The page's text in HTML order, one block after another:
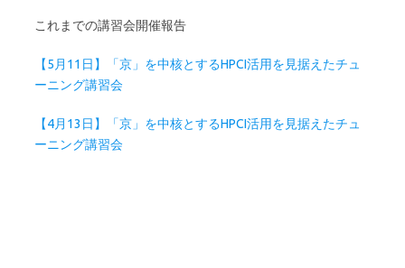
これまでの講習会開催報告
【5月11日】「京」を中核とするHPCI活用を見据えたチュ
ーニング講習会
【4月13日】「京」を中核とするHPCI活用を見据えたチュ
ーニング講習会